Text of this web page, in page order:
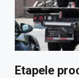
Etapele